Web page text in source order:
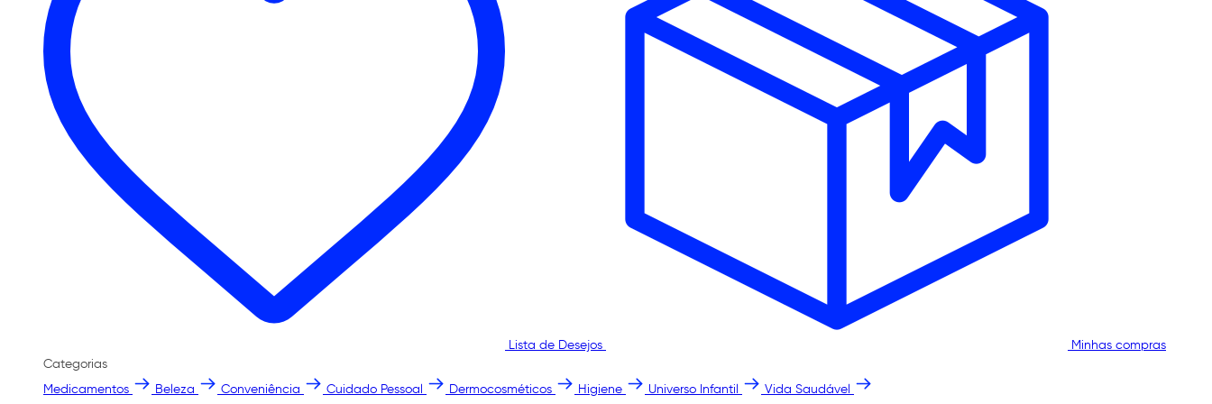
Lista de Desejos
Minhas compras
Categorias
Medicamentos
Beleza Conveniência Cuidado Pessoal Dermocosméticos Higiene Universo Infantil Vida Saudável